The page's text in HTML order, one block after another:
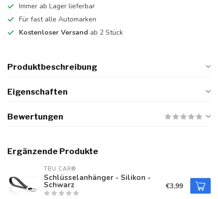
Immer ab Lager lieferbar
Für fast alle Automarken
Kostenloser Versand ab 2 Stück
Produktbeschreibung
Eigenschaften
Bewertungen
Ergänzende Produkte
TBU CAR®
Schlüsselanhänger - Silikon -
Schwarz €3,99